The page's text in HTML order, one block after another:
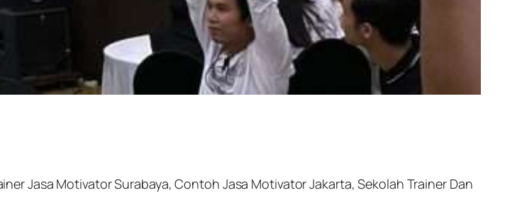
Jasa Motivator Surabaya, Contoh Jasa Motivator Jakarta, Sekolah Trainer Dan